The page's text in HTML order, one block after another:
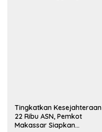
Tingkatkan Kesejahteraan
22 Ribu ASN, Pemkot
Makassar Siapkan